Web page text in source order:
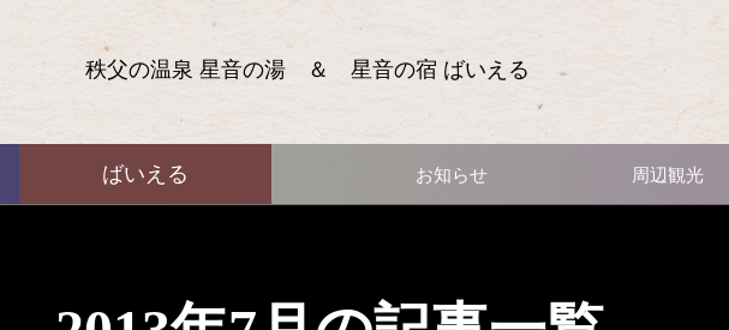
秩父の温泉 星音の湯 ＆ 星音の宿 ばいえる
ばいえる お知らせ 周辺観光